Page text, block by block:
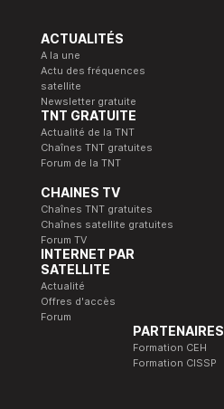
ACTUALITÉS
A la une
Actu des fréquences
satellite
Newsletter gratuite
TNT GRATUITE
Actualité de la TNT
Chaînes TNT gratuites
Forum de la TNT
CHAINES TV
Chaînes TNT gratuites
Chaînes satellite gratuites
Forum TV
INTERNET PAR
SATELLITE
Actualité
Offres d'accès
Forum
PARTENAIRES
Formation CEH
Formation CISSP